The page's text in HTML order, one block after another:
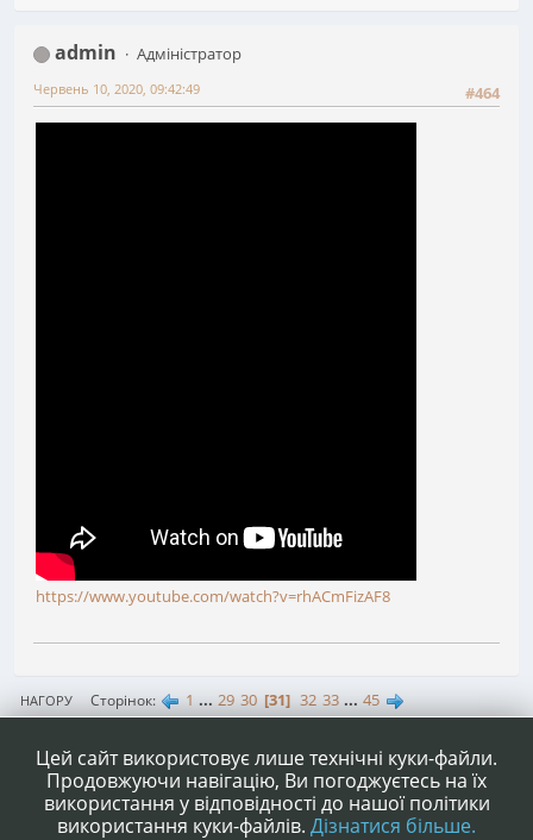
admin
Адміністратор
#464
Червень 10, 2020, 09:42:49
https://www.youtube.com/watch?v=rhACmFizAF8
НАГОРУ Сторінок 1 ... 29 30 31 32 33 ... 45
Цей сайт використовує лише технічні куки-файли.
Продовжуючи навігацію, Ви погоджуєтесь на їх
використання у відповідності до нашої політики
використання куки-файлів. Дізнатися більше.